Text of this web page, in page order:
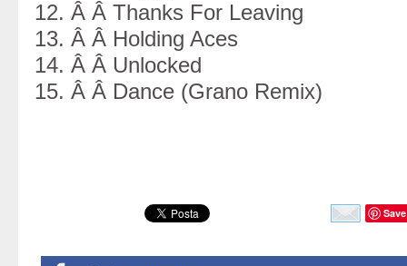
12. Â Â Thanks For Leaving
13. Â Â Holding Aces
14. Â Â Unlocked
15. Â Â Dance (Grano Remix)
Save